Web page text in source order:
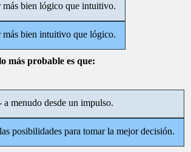
más bien lógico que intuitivo.
más bien intuitivo que lógico.
más probable es que:
menudo desde un impulso.
posibilidades para tomar la mejor decisión.